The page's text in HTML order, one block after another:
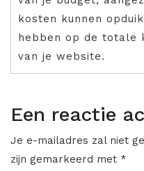
kosten kunnen
hebben op de totale
van je website.
Een reactie
Je e-mailadres zal niet
zijn gemarkeerd met *